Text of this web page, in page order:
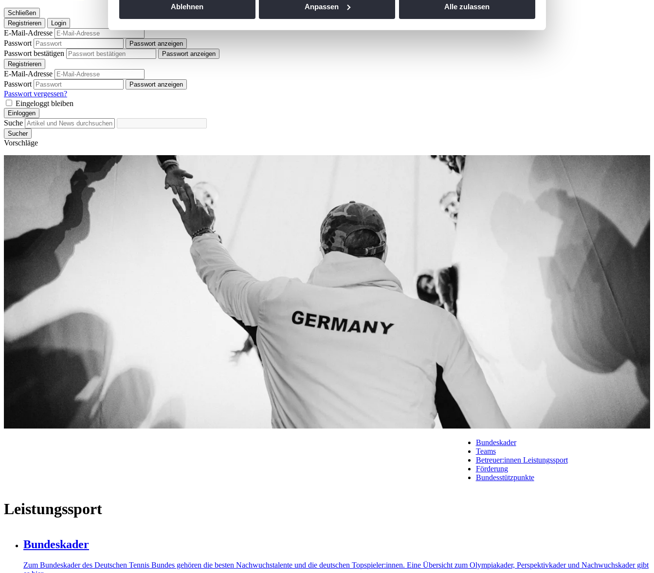
Wir verwenden Cookies, um Inhalte und Anzeigen zu personalisieren, Funktionen für soziale Medien anbieten zu können
und die Zugriffe auf unsere Website zu analysieren. Außerdem geben wir Informationen zu Ihrer Verwendung unserer
möglicherweise mit weiteren Daten zusammen, die Sie ihnen bereitgestellt haben oder die sie im Rahmen Ihrer Nutzung
Ablehnen Anpassen Alle zulassen
Schließen
Registrieren
Login
E-Mail-Adresse
Passwort
Passwort anzeigen
Passwort bestätigen
Passwort anzeigen
Registrieren
E-Mail-Adresse
Passwort
Passwort anzeigen
Passwort vergessen?
Eingeloggt bleiben
Einloggen
Suche
Sucher
Vorschläge
Bundeskader
Teams
Betreuer:innen Leistungssport
Förderung
Bundesstützpunkte
Leistungssport
Bundeskader
Zum Bundeskader des Deutschen Tennis Bundes gehören die besten Nachwuchstalente und die deutschen Topspieler:innen. Eine Übersicht zum Olympiakader, Perspektivkader und Nachwuchskader gibt